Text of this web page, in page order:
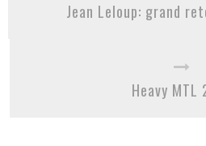
Jean Leloup: grand
Heavy MTL